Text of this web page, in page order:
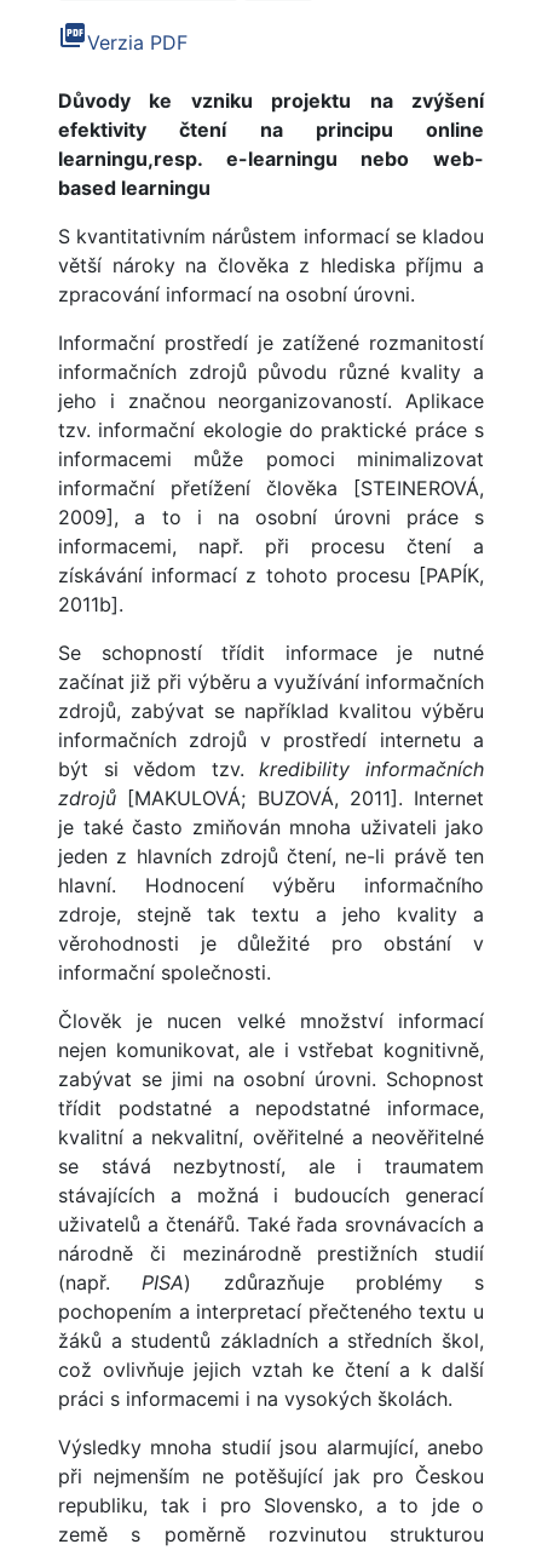
picture_as_pdfVerzia PDF
Důvody ke vzniku projektu na zvýšení
efektivity čtení na principu online
learningu,resp. e-learningu nebo web-
based learningu
S kvantitativním nárůstem informací se kladou
větší nároky na člověka z hlediska příjmu a
zpracování informací na osobní úrovni.
Informační prostředí je zatížené rozmanitostí
informačních zdrojů původu různé kvality a
jeho i značnou neorganizovaností. Aplikace
tzv. informační ekologie do praktické práce s
informacemi může pomoci minimalizovat
informační přetížení člověka [STEINEROVÁ,
2009], a to i na osobní úrovni práce s
informacemi, např. při procesu čtení a
získávání informací z tohoto procesu [PAPÍK,
2011b].
Se schopností třídit informace je nutné
začínat již při výběru a využívání informačních
zdrojů, zabývat se například kvalitou výběru
informačních zdrojů v prostředí internetu a
být si vědom tzv.kredibility informačních
zdrojů [MAKULOVÁ; BUZOVÁ, 2011]. Internet
je také často zmiňován mnoha uživateli jako
jeden z hlavních zdrojů čtení, ne-li právě ten
hlavní. Hodnocení výběru informačního
zdroje, stejně tak textu a jeho kvality a
věrohodnosti je důležité pro obstání v
informační společnosti.
Člověk je nucen velké množství informací
nejen komunikovat, ale i vstřebat kognitivně,
zabývat se jimi na osobní úrovni. Schopnost
třídit podstatné a nepodstatné informace,
kvalitní a nekvalitní, ověřitelné a neověřitelné
se stává nezbytností, ale i traumatem
stávajících a možná i budoucích generací
uživatelů a čtenářů. Také řada srovnávacích a
národně či mezinárodně prestižních studií
(např.PISA) zdůrazňuje problémy s
pochopením a interpretací přečteného textu u
žáků a studentů základních a středních škol,
což ovlivňuje jejich vztah ke čtení a k další
práci s informacemi i na vysokých školách.
Výsledky mnoha studií jsou alarmující, anebo
při nejmenším ne potěšující jak pro Českou
republiku, tak i pro Slovensko, a to jde o
země s poměrně rozvinutou strukturou